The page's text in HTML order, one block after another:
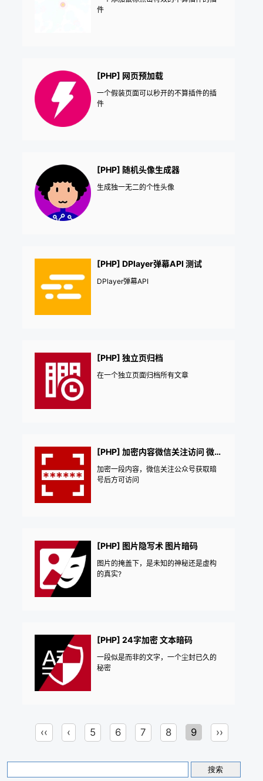
件
[PHP] 网页预加载
一个假装页面可以秒开的不算插件的插
件
[PHP] 随机头像生成器
生成独一无二的个性头像
[PHP] DPlayer弹幕API 测试
DPlayer弹幕API
[PHP] 独立页归档
在一个独立页面归档所有文章
[PHP] 加密内容微信关注访问 微信引流吸粉
加密一段内容，微信关注公众号获取暗
号后方可访问
[PHP] 图片隐写术 图片暗码
图片的掩盖下，是未知的神秘还是虚构
的真实?
[PHP] 24字加密 文本暗码
一段似是而非的文字，一个尘封已久的
秘密
‹‹ ‹ 5 6 7 8 9 ››